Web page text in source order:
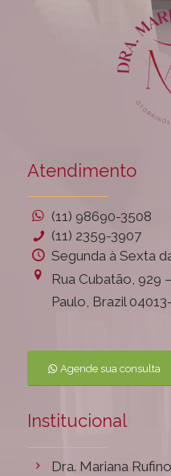
Atendimento
(11) 98690-3508
(11) 2359-3907
Segunda à Sexta
Rua Cubatão, 929
Paulo, Brazil
Agende sua consulta
Institucional
Dra. Mariana Rufino